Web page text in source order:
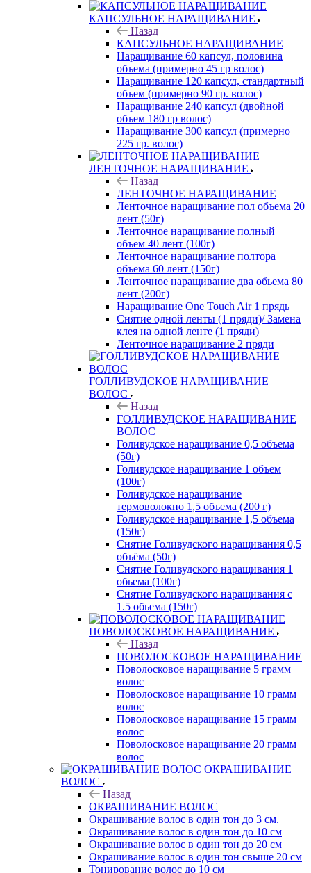
КАПСУЛЬНОЕ НАРАЩИВАНИЕ
Назад
КАПСУЛЬНОЕ НАРАЩИВАНИЕ
Наращивание 60 капсул, половина
объема (примерно 45 гр волос)
Наращивание 120 капсул, стандартный
объем (примерно 90 гр. волос)
Наращивание 240 капсул (двойной
объем 180 гр волос)
Наращивание 300 капсул (примерно
225 гр. волос)
ЛЕНТОЧНОЕ НАРАЩИВАНИЕ
Назад
ЛЕНТОЧНОЕ НАРАЩИВАНИЕ
Ленточное наращивание пол объема 20
лент (50г)
Ленточное наращивание полный
объем 40 лент (100г)
Ленточное наращивание полтора
объема 60 лент (150г)
Ленточное наращивание два обьема 80
лент (200г)
Наращивание One Touch Air 1 прядь
Снятие одной ленты (1 пряди)/ Замена
клея на одной ленте (1 пряди)
Ленточное наращивание 2 пряди
ГОЛЛИВУДСКОЕ НАРАЩИВАНИЕ
ВОЛОС
Назад
ГОЛЛИВУДСКОЕ НАРАЩИВАНИЕ
ВОЛОС
Голивудское наращивание 0,5 объема
(50г)
Голивудское наращивание 1 объем
(100г)
Голивудское наращивание
термоволокно 1,5 объема (200 г)
Голивудское наращивание 1,5 объема
(150г)
Снятие Голивудского наращивания 0,5
объёма (50г)
Снятие Голивудского наращивания 1
обьема (100г)
Снятие Голивудского наращивания с
1.5 обьема (150г)
ПОВОЛОСКОВОЕ НАРАЩИВАНИЕ
Назад
ПОВОЛОСКОВОЕ НАРАЩИВАНИЕ
Поволосковое наращивание 5 грамм
волос
Поволосковое наращивание 10 грамм
волос
Поволосковое наращивание 15 грамм
волос
Поволосковое наращивание 20 грамм
волос
ОКРАШИВАНИЕ
ВОЛОС
Назад
ОКРАШИВАНИЕ ВОЛОС
Окрашивание волос в один тон до 3 см.
Окрашивание волос в один тон до 10 см
Окрашивание волос в один тон до 20 см
Окрашивание волос в один тон свыше 20 см
Тонирование волос до 10 см